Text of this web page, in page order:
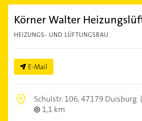
Körner Walter
HEIZUNGS- UND LÜFTUNGSBAU
E-Mail
Schulstr. 106,47179 Duisburg
1,1 km